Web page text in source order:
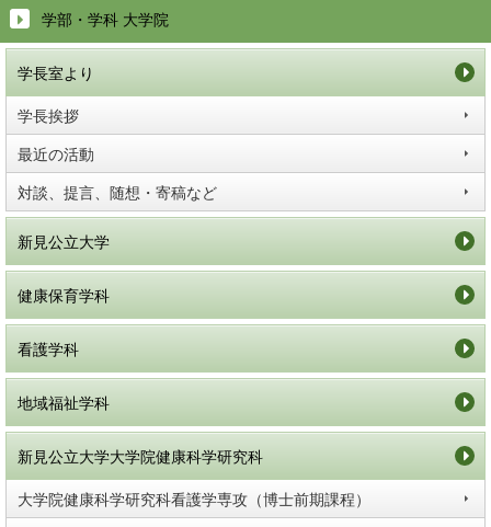
学部・学科 大学院
学長室より
学長挨拶
最近の活動
対談、提言、随想・寄稿など
新見公立大学
健康保育学科
看護学科
地域福祉学科
新見公立大学大学院健康科学研究科
大学院健康科学研究科看護学専攻（博士前期課程）